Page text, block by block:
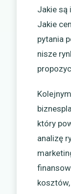
Jakie są
Jakie
pytania
nisze
który
analizę